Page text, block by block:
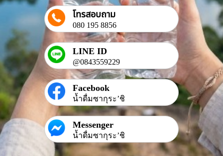
โทรสอบถาม
080 195 8856
LINE ID
@0843559229
Facebook
น้ำดื่มซากุระ’ชิ
Messenger
น้ำดื่มซากุระ’ชิ